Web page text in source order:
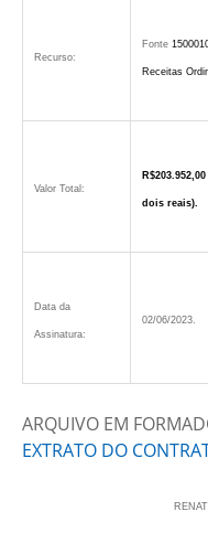
Recurso:
Fonte
Receitas
Valor Total:
dois reais).
Data da
Assinatura:
02/06/2023.
ARQUIVO EM
EXTRATO DO